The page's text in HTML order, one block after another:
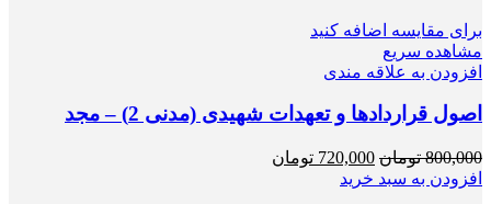
برای مقایسه اضافه کنید
مشاهده سریع
افزودن به علاقه مندی
اصول قراردادها و تعهدات شهیدی (مدنی 2) – مجد
800,000 تومان قیمت
اصلی
720,000 تومان
افزودن به سبد خرید